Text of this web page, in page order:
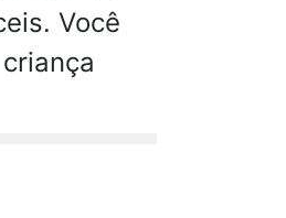
Você